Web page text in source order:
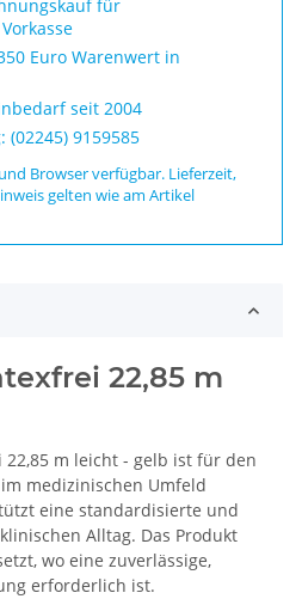
für
Euro Warenwert in
seit 2004
9159585
Browser verfügbar. Lieferzeit,
gelten wie am Artikel
22,85 m
22,85 m leicht - gelb ist für den
medizinischen Umfeld
eine standardisierte und
Alltag. Das Produkt
wo eine zuverlässige,
erforderlich ist.